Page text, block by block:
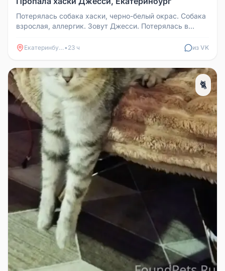
Потерялась собака хаски, черно-белый окрас. Собака
взрослая, аллергик. Зовут Джесси. Потерялась в
Екатеринбург • 23 ч из VK
🐈